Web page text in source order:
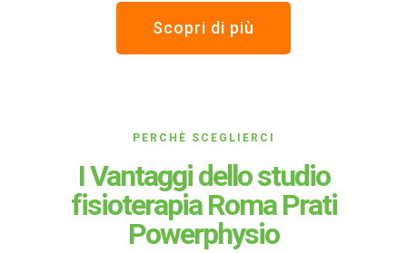
Scopri di più
PERCHÈ SCEGLIERCI
I Vantaggi dello studio
fisioterapia Roma Prati
Powerphysio